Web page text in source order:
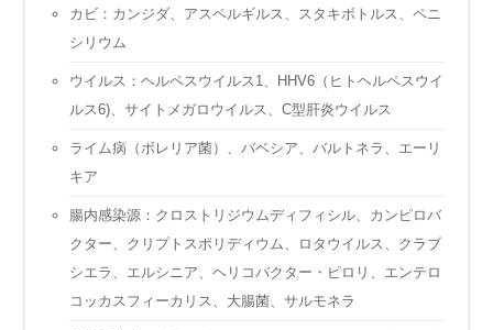
カビ：カンジダ、アスペルギルス、スタキボトルス、ペニ
シリウム
ウイルス：ヘルペスウイルス1、HHV6（ヒトヘルペスウイ
ルス6)、サイトメガロウイルス、C型肝炎ウイルス
ライム病（ボレリア菌）、バベシア、バルトネラ、エーリ
キア
腸内感染源：クロストリジウムディフィシル、カンピロバ
クター、クリプトスポリディウム、ロタウイルス、クラブ
シエラ、エルシニア、ヘリコバクター・ピロリ、エンテロ
コッカスフィーカリス、大腸菌、サルモネラ